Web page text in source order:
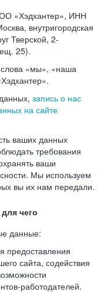
«Хэдхантер», ИНН
внутригородская
Тверской, 2-
25).
слова «мы», «наша
запись о нас
на сайте
ваших данных
требования
ваши
Мы используем
вы их нам передали.
чего
данные:
предоставления
сайта, содействия
работодателей.